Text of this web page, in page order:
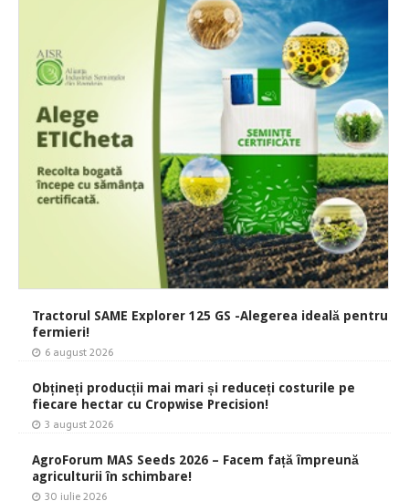
Tractorul SAME Explorer 125 GS -Alegerea ideală pentru
fermieri!
6 august 2026
Obțineți producții mai mari și reduceți costurile pe
fiecare hectar cu Cropwise Precision!
3 august 2026
AgroForum MAS Seeds 2026 – Facem față împreună
agriculturii în schimbare!
30 iulie 2026